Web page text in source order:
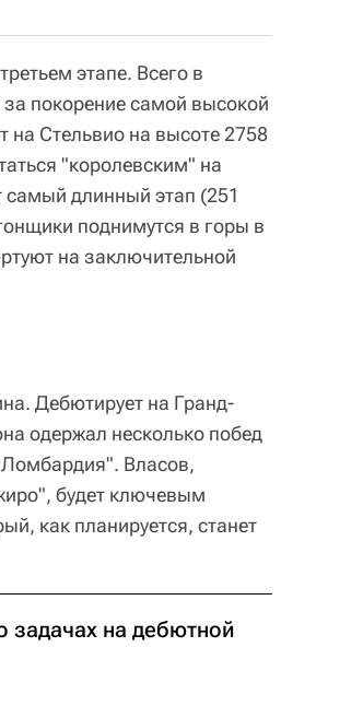
этапе. Всего в
покорение самой высокой
Стельвио на высоте 2758
"королевским" на
длинный этап (251
поднимутся в горы в
на заключительной
Дебютирует на Гранд-
одержал несколько побед
Ломбардия". Власов,
будет ключевым
как планируется, станет
задачах на дебютной